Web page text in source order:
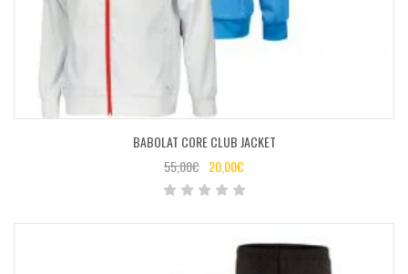
BABOLAT CORE CLUB JACKET
55,00€ 20,00€